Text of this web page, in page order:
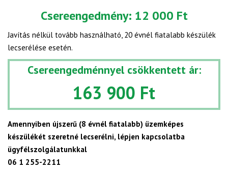
Csereengedmény: 12 000 Ft
Javítás nélkül tovább használható, 20 évnél fiatalabb készülék
lecserélése esetén.
Csereengedménnyel csökkentett ár:
163 900 Ft
Amennyiben újszerű (8 évnél fiatalabb) üzemképes
készülékét szeretné lecserélni, lépjen kapcsolatba
ügyfélszolgálatunkkal
06 1 255-2211